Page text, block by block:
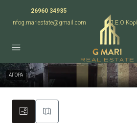
26960 34935
infog.mariestate@gmail.com
Π.Ε.Ο
ΑΓΟΡΑ